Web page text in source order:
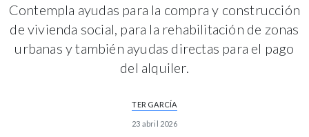
Contempla ayudas para la compra y construcción
de vivienda social, para la rehabilitación de zonas
urbanas y también ayudas directas para el pago
del alquiler.
TER GARCÍA
23 abril 2026